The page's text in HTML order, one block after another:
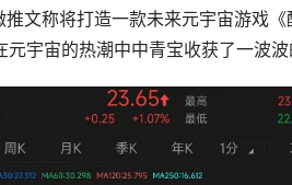
文称将打造一款未来元宇宙游戏
宇宙的热潮中中青宝收获了一波波